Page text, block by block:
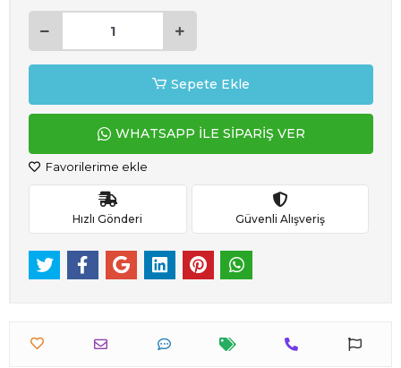
Sepete Ekle
WHATSAPP İLE SİPARİŞ VER
Favorilerime ekle
Hızlı Gönderi Güvenli Alışveriş